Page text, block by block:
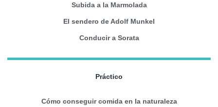
Subida a la Marmolada
El sendero de Adolf Munkel
Conducir a Sorata
Práctico
Cómo conseguir comida en la naturaleza